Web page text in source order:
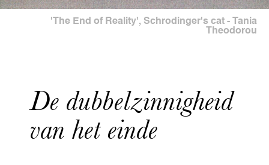
'The End of Reality', Schrodinger's cat - Tania
Theodorou
De dubbelzinnigheid
van het einde